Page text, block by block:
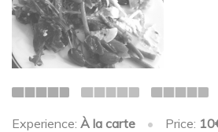
Experience: À la carte • Price: